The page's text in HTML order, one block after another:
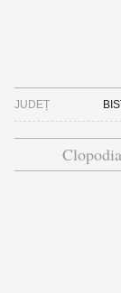
JUDEȚ